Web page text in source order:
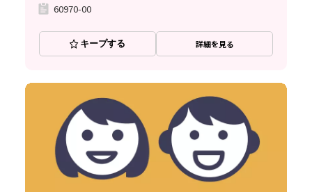
60970-00
キープする 詳細を見る